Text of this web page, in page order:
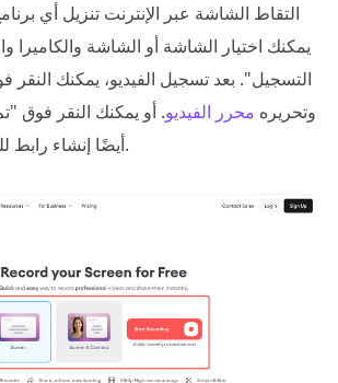
التقاط الشاشة عبر الإنترنت تنزيل أي
يمكنك اختيار الشاشة أو الشاشة والكاميرا
التسجيل". بعد تسجيل الفيديو، يمكنك
وتحريره محرر الفيديو. أو يمكنك النقر فوق
VEED.IO أيضًا إنشاء رابط للمشاركة.